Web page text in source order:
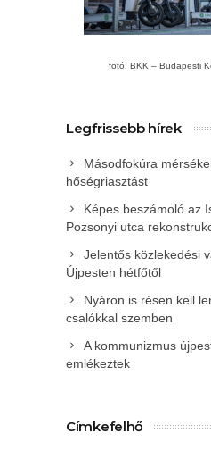
fotó: BKK – Budapesti
Legfrissebb hírek
Másodfokúra
hőségriasztást
Képes beszámoló az
Pozsonyi utca
Jelentős közlekedési
Újpesten hétfőtől
Nyáron is résen kell
csalókkal szemben
A kommunizmus
emlékeztek
Címkefelhő